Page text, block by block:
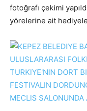
fotoğrafı çekimi
yörelerine ait